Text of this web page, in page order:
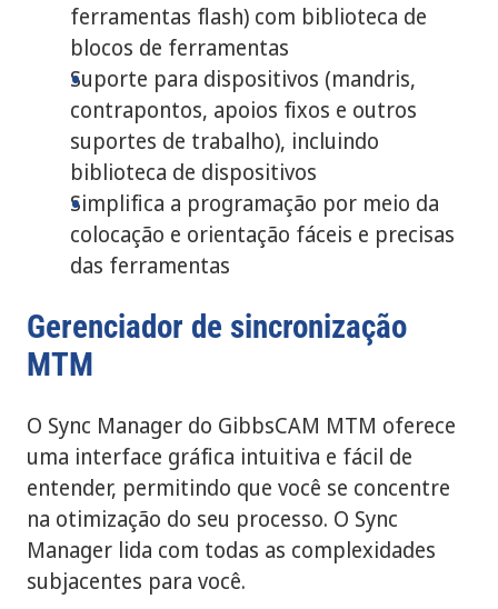
ferramentas flash) com biblioteca de
blocos de ferramentas
Suporte para dispositivos (mandris,
contrapontos, apoios fixos e outros
suportes de trabalho), incluindo
biblioteca de dispositivos
Simplifica a programação por meio da
colocação e orientação fáceis e precisas
das ferramentas
Gerenciador de sincronização
MTM
O Sync Manager do GibbsCAM MTM oferece
uma interface gráfica intuitiva e fácil de
entender, permitindo que você se concentre
na otimização do seu processo. O Sync
Manager lida com todas as complexidades
subjacentes para você.